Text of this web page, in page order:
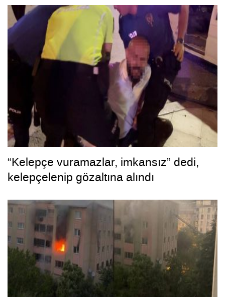
“Kelepçe vuramazlar, imkansız” dedi,
kelepçelenip gözaltına alındı